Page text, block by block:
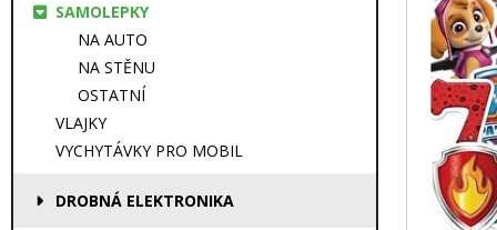
SAMOLEPKY
NA AUTO
NA STĚNU
OSTATNÍ
VLAJKY
VYCHYTÁVKY PRO MOBIL
DROBNÁ ELEKTRONIKA